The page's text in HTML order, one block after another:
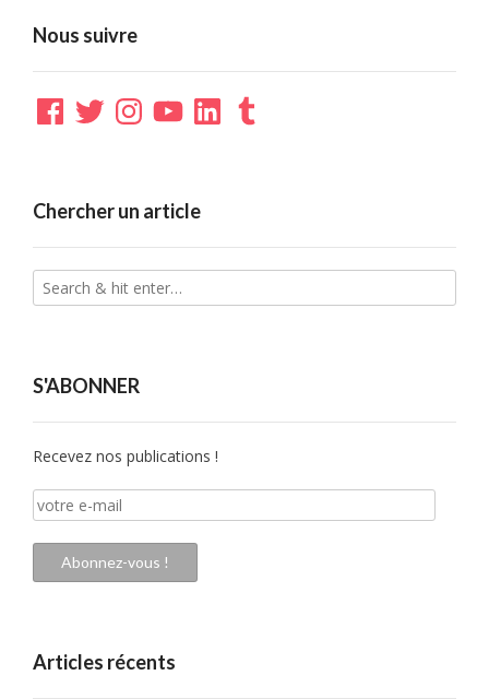
Nous suivre
Facebook
TwitterInstagramYouTubeLinkedInTumblr
Chercher un article
S'ABONNER
Recevez nos publications !
votre
e-
mail
Abonnez-vous !
Articles récents